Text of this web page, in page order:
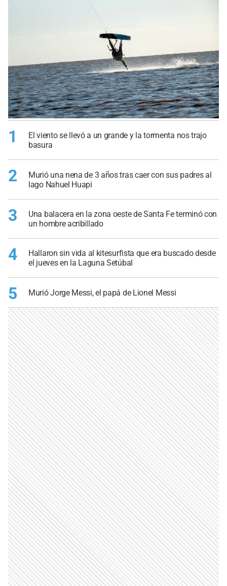
1
El viento se llevó a un grande y la tormenta nos trajo
basura
2
Murió una nena de 3 años tras caer con sus padres al
lago Nahuel Huapi
3
Una balacera en la zona oeste de Santa Fe terminó con
un hombre acribillado
4
Hallaron sin vida al kitesurfista que era buscado desde
el jueves en la Laguna Setúbal
5 Murió Jorge Messi, el papá de Lionel Messi